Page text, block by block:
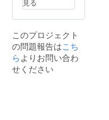
見る
このプロジェクト
の問題報告はこち
らよりお問い合わ
せください